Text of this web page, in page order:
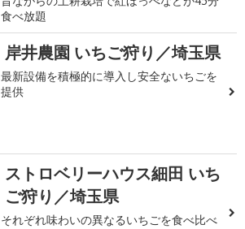
食べ放題
岸井農園 いちご狩り／埼玉県
最新設備を積極的に導入し安全ないちごを
提供
ストロベリーハウス細田 いち
ご狩り／埼玉県
それぞれ味わいの異なるいちごを食べ比べ